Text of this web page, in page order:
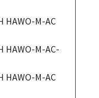
HAWO-M-AC
HAWO-M-AC-
HAWO-M-AC